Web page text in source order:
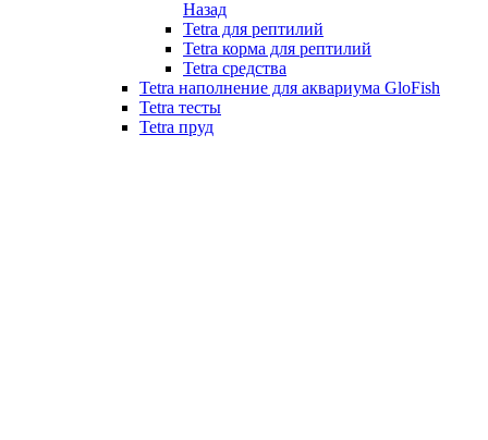
Назад
Tetra для рептилий
Tetra корма для рептилий
Tetra средства
Tetra наполнение для аквариума GloFish
Tetra тесты
Tetra пруд